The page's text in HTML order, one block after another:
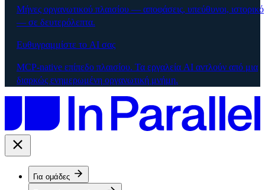
Μήνες οργανωτικού πλαισίου — αποφάσεις, υπεύθυνοι, ιστορικό
— σε δευτερόλεπτα.
Ευθυγραμμίστε το AI σας
MCP-native επίπεδο πλαισίου. Τα εργαλεία AI αντλούν από μια
διαρκώς ενημερωμένη οργανωτική μνήμη.
Για ομάδες